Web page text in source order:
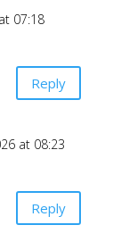
07:18
Reply
at 08:23
Reply